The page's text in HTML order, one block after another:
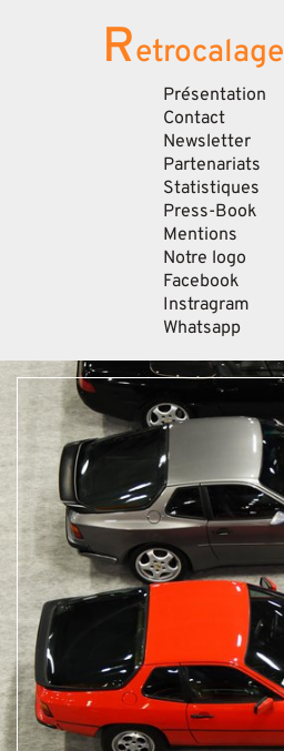
Retrocalage
Présentation
Contact
Newsletter
Partenariats
Statistiques
Press-Book
Mentions
Notre logo
Facebook
Instragram
Whatsapp